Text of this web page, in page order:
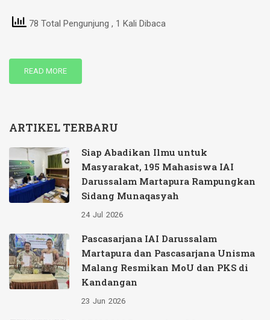
78 Total Pengunjung , 1 Kali Dibaca
READ MORE
ARTIKEL TERBARU
Siap Abadikan Ilmu untuk
Masyarakat, 195 Mahasiswa IAI
Darussalam Martapura Rampungkan
Sidang Munaqasyah
24 Jul 2026
Pascasarjana IAI Darussalam
Martapura dan Pascasarjana Unisma
Malang Resmikan MoU dan PKS di
Kandangan
23 Jun 2026